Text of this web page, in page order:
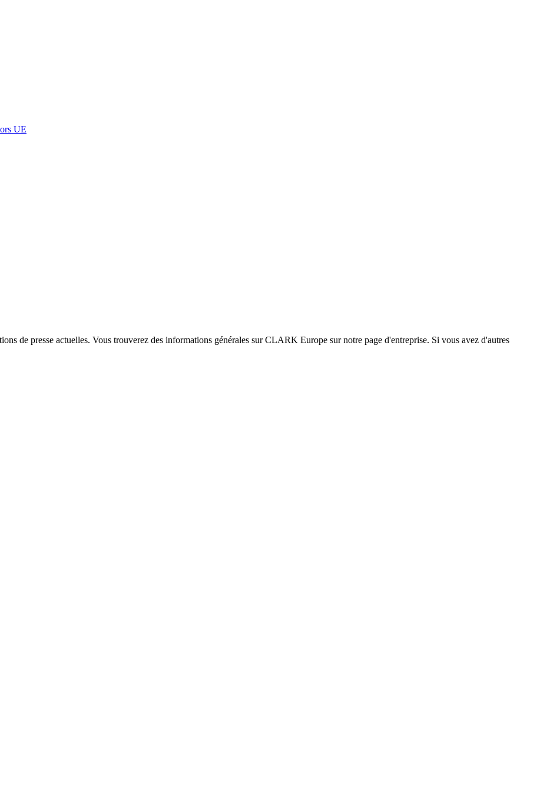
UE
de presse actuelles. Vous trouverez des informations générales sur CLARK Europe sur notre page d'entreprise. Si vous avez d'autres